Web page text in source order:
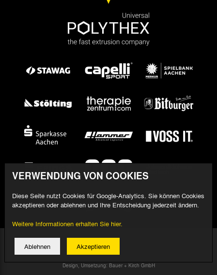
© 2026 Alemannia Aachen - Alle Rechte vorbehalten
Impressum/Datenschutz
Design, Umsetzung: Bauer + Kirch GmbH
VERWENDUNG VON COOKIES
Diese Seite nutzt Cookies für Google-Analytics. Sie können Cookies
akzeptieren oder ablehnen und Ihre Entscheidung jederzeit ändern.
Weitere Informationen erhalten Sie hier.
Ablehnen Akzeptieren